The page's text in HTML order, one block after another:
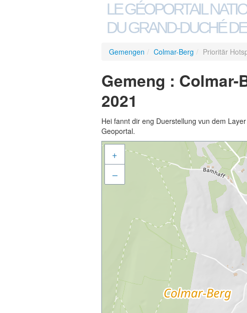
LE GÉOPORTAIL
DU GRAND-DUCHÉ
Gemengen / Colmar-Berg / Prioritär
Gemeng :
2021
Hei fannt dir eng Duerstellung vun dem
Geoportal.
+
–